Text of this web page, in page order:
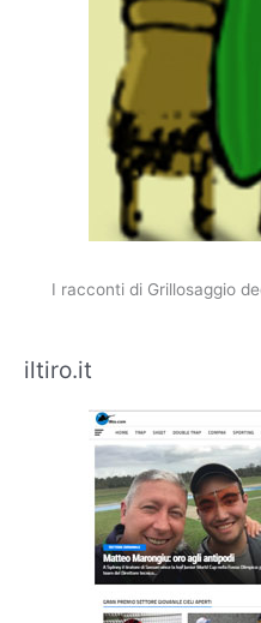
I racconti di Grillosaggio
iltiro.it